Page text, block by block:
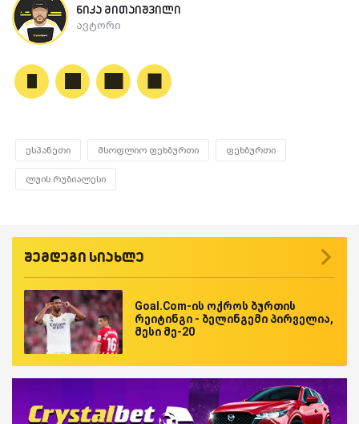
ნიკა მითაიშვილი
ავტორი
ესპანეთი მსოფლიო ფეხბურთი ფეხბურთი
ლუის რუბიალესი
შემდეგი სიახლე
Goal.Com-ის ოქროს ბურთის
რეიტინგი - ბელინგემი პირველია,
მესი მე-20